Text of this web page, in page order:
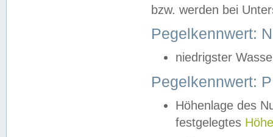
bzw. werden bei
Pegelkennwert:
niedrigster
Pegelkennwert:
Höhenlage des
festgelegtes